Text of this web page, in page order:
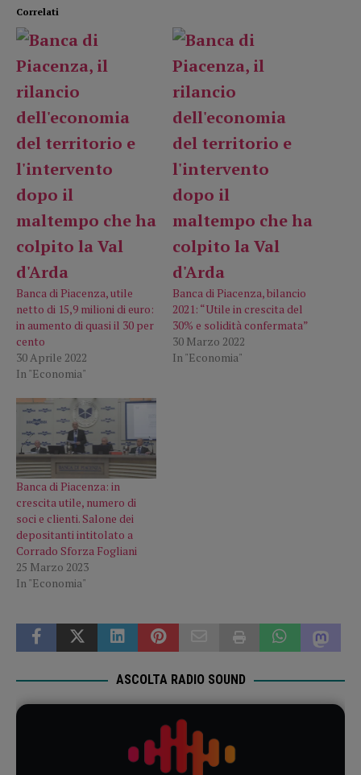
Correlati
Banca di Piacenza, utile
netto di 15,9 milioni di euro:
in aumento di quasi il 30 per
cento
30 Aprile 2022
In "Economia"
Banca di Piacenza, bilancio
2021: “Utile in crescita del
30% e solidità confermata”
30 Marzo 2022
In "Economia"
Banca di Piacenza: in
crescita utile, numero di
soci e clienti. Salone dei
depositanti intitolato a
Corrado Sforza Fogliani
25 Marzo 2023
In "Economia"
ASCOLTA RADIO SOUND